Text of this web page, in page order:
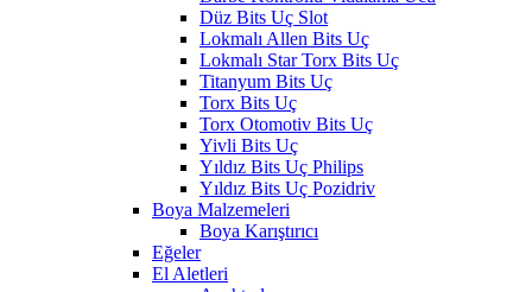
Düz Bits Uç Slot
Lokmalı Allen Bits Uç
Lokmalı Star Torx Bits Uç
Titanyum Bits Uç
Torx Bits Uç
Torx Otomotiv Bits Uç
Yivli Bits Uç
Yıldız Bits Uç Philips
Yıldız Bits Uç Pozidriv
Boya Malzemeleri
Boya Karıştırıcı
Eğeler
El Aletleri